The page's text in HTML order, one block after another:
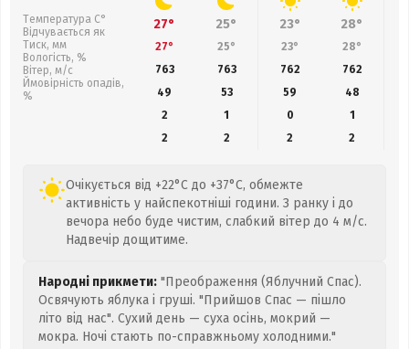
Температура С°
Відчувається як
Тиск, мм
Вологість, %
Вітер, м/с
Ймовірність опадів,
%
27° 25° 23° 28°
27° 25° 23° 28°
763
763 762 762
49
53 59 48
2
1 0
1
2
2 2 2
Очікується від +22°C до +37°C, обмежте
активність у найспекотніші години. З ранку і до
вечора небо буде чистим, слабкий вітер до 4 м/с.
Надвечір дощитиме.
Народні прикмети: "Преображення (Яблучний Спас).
Освячують яблука і груші. "Прийшов Спас — пішло
літо від нас". Сухий день — суха осінь, мокрий —
мокра. Ночі стають по-справжньому холодними."